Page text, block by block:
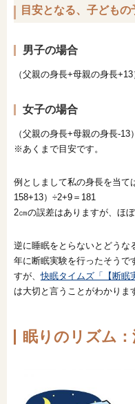
目安となる、子どもの
男子の場合
（父親の身長+母親の身長
女子の場合
（父親の身長+母親の身長-13
※あくまで目安です。
例としまして私の身長を当て
158+13）÷2+9＝181
2㎝の誤差はありますが、ほ
逆に睡眠をとらないとどうな
年に断眠実験を行ったそうで
すが、快眠タイムズ「【断眠
は大切と言うことがわかりま
眠りのリズム